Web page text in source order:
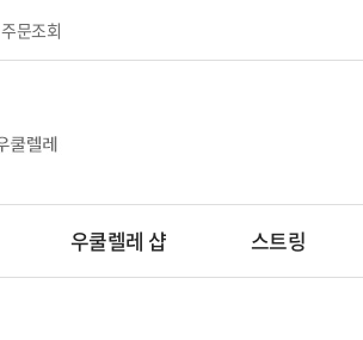
주문조회
우쿨렐레 샵 스트링